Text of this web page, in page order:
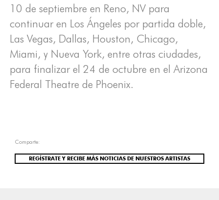
10 de septiembre en Reno, NV para
continuar en Los Ángeles por partida doble,
Las Vegas, Dallas, Houston, Chicago,
Miami, y Nueva York, entre otras ciudades,
para finalizar el 24 de octubre en el Arizona
Federal Theatre de Phoenix.
Comparte:
REGÍSTRATE Y RECIBE MÁS NOTICIAS DE NUESTROS ARTISTAS